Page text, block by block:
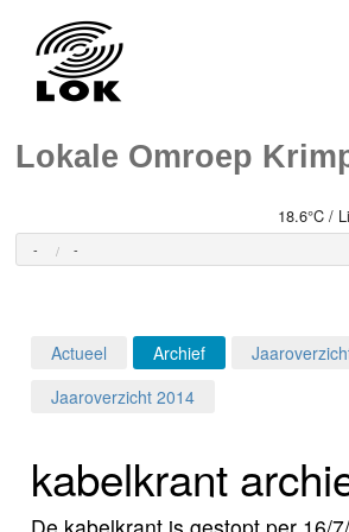
Lokale Omroep
18.6°C /
- -
Programma's
Actueel Archief
Jaaroverzicht 2014
kabelkrant